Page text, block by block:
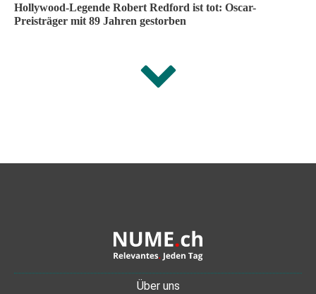
Hollywood-Legende Robert Redford ist tot: Oscar-
Preisträger mit 89 Jahren gestorben
Über uns